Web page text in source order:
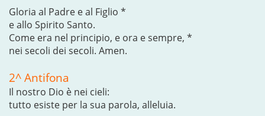
Gloria al Padre e al Figlio *
e allo Spirito Santo.
Come era nel principio, e ora e sempre, *
nei secoli dei secoli. Amen.
2^ Antifona
Il nostro Dio è nei cieli:
tutto esiste per la sua parola, alleluia.